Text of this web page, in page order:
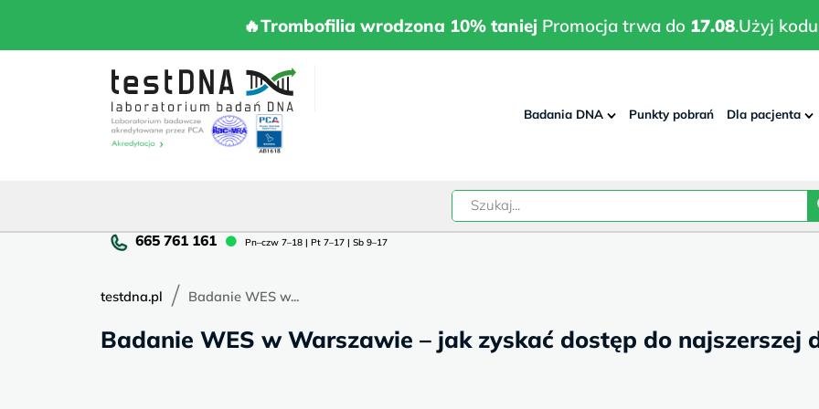
🔥Trombofilia wrodzona 10% taniej Promocja trwa do 17.08.Użyj
🔥Trombofilia wrodzona 10% taniej Promocja trwa do 17.08.Użyj kodu:
Pn–czw 7–18 | Pt 7–17 | Sb 9–17Pn–
Pt
7–
Badania DNA Punkty pobrań Dla pacjenta
testdna.pl / Badanie WES w...
Badanie WES w Warszawie – jak zyskać dostęp do najszerszej